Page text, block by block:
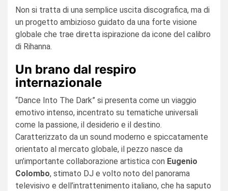
Non si tratta di una semplice uscita discografica, ma di
un progetto ambizioso guidato da una forte visione
globale che trae diretta ispirazione da icone del calibro
di Rihanna.
Un brano dal respiro
internazionale
“Dance Into The Dark” si presenta come un viaggio
emotivo intenso, incentrato su tematiche universali
come la passione, il desiderio e il destino.
Caratterizzato da un sound moderno e spiccatamente
orientato al mercato globale, il pezzo nasce da
un’importante collaborazione artistica con Eugenio
Colombo, stimato DJ e volto noto del panorama
televisivo e dell’intrattenimento italiano, che ha saputo